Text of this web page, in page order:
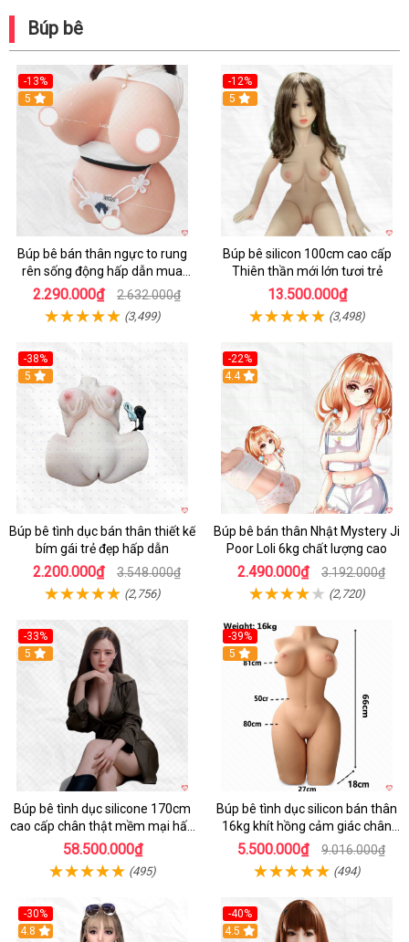
Búp bê
-13%
Hot
5
Búp bê bán thân ngực to rung
rên sống động hấp dẫn mua
ngay
2.290.000₫ 2.632.000₫
(3,499)
-12%
5
Búp bê silicon 100cm cao cấp
Thiên thần mới lớn tươi trẻ
13.500.000₫
(3,498)
-38%
Hot
5
Búp bê tình dục bán thân thiết kế
bím gái trẻ đẹp hấp dẫn
2.200.000₫ 3.548.000₫
(2,756)
-22%
Hot
4.4
Búp bê bán thân Nhật Mystery Ji
Poor Loli 6kg chất lượng cao
2.490.000₫ 3.192.000₫
(2,720)
-33%
5
Búp bê tình dục silicone 170cm
cao cấp chân thật mềm mại hấp
dẫn
58.500.000₫
(495)
-39%
5
Búp bê tình dục silicon bán thân
16kg khít hồng cảm giác chân
thực mê hoặc
5.500.000₫ 9.016.000₫
(494)
-30%
4.8
-40%
4.5